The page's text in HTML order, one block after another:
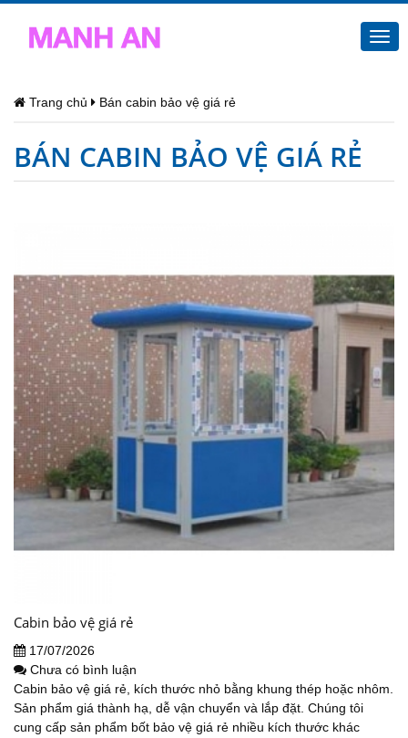
Trang chủ Bán cabin bảo vệ giá rẻ
BÁN CABIN BẢO VỆ GIÁ RẺ
Cabin bảo vệ giá rẻ
17/07/2026
Chưa có bình luận
Cabin bảo vệ giá rẻ, kích thước nhỏ bằng khung thép hoặc nhôm.
Sản phẩm giá thành hạ, dễ vận chuyển và lắp đặt. Chúng tôi
cung cấp sản phẩm bốt bảo vệ giá rẻ nhiều kích thước khác